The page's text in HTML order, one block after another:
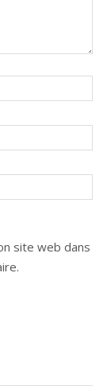
site web dans